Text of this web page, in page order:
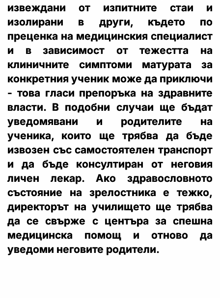
извеждани от изпитните стаи и
изолирани в други, където по
преценка на медицинския специалист
и в зависимост от тежестта на
клиничните симптоми матурата за
конкретния ученик може да приключи
- това гласи препоръка на здравните
власти. В подобни случаи ще бъдат
уведомявани и родителите на
ученика, които ще трябва да бъде
извозен със самостоятелен транспорт
и да бъде консултиран от неговия
личен лекар. Ако здравословното
състояние на зрелостника е тежко,
директорът на училището ще трябва
да се свърже с центъра за спешна
медицинска помощ и отново да
уведоми неговите родители.